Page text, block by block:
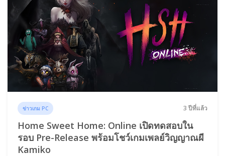
ข่าวเกม PC 3 ปีที่แล้ว
Home Sweet Home: Online เปิดทดสอบใน
รอบ Pre-Release พร้อมโชว์เกมเพลย์วิญญาณผี
Kamiko